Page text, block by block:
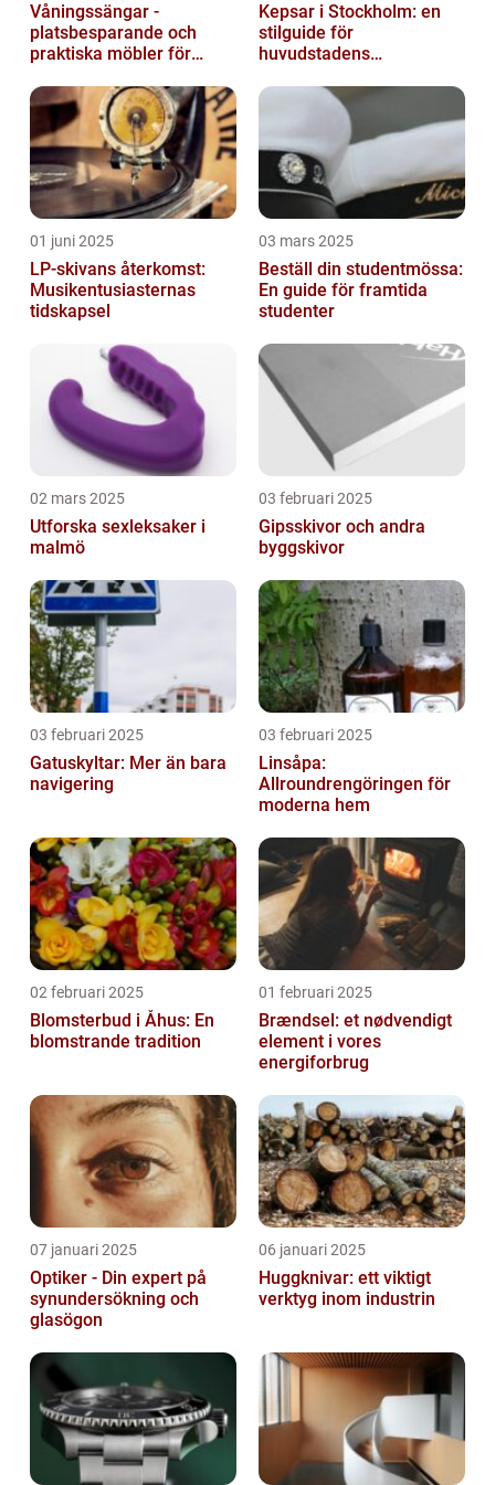
Våningssängar -
platsbesparande och
praktiska möbler för
Kepsar i Stockholm: en
stilguide för
huvudstadens
01 juni 2025
LP-skivans återkomst:
Musikentusiasternas
tidskapsel
03 mars 2025
Beställ din studentmössa:
En guide för framtida
studenter
02 mars 2025
Utforska sexleksaker i
malmö
03 februari 2025
Gipsskivor och andra
byggskivor
03 februari 2025
Gatuskyltar: Mer än bara
navigering
03 februari 2025
Linsåpa:
Allroundrengöringen för
moderna hem
02 februari 2025
Blomsterbud i Åhus: En
blomstrande tradition
01 februari 2025
Brændsel: et nødvendigt
element i vores
energiforbrug
07 januari 2025
Optiker - Din expert på
synundersökning och
glasögon
06 januari 2025
Huggknivar: ett viktigt
verktyg inom industrin